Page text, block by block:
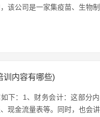
该公司是一家集疫苗、生物
训内容有哪些)
下：1、财务会计：这部分
现金流量表等。同时，也会